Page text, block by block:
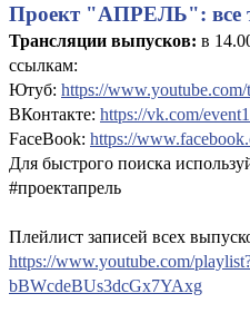
Проект "АПРЕЛЬ": все
Трансляции выпусков: в
ссылкам:
Ютуб: https://www.youtube.com/
ВКонтакте: https://vk.com/
FaceBook: https://
Для быстрого поиска
#проектапрель
Плейлист записей всех
https://www.youtube.com/
bBWcdeBUs3dcGx7YAxg